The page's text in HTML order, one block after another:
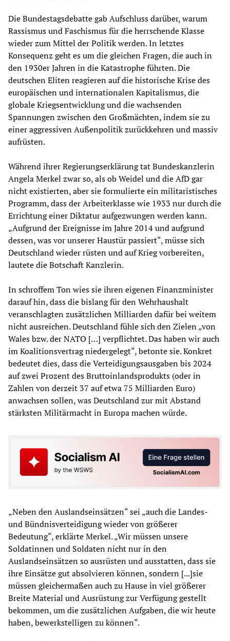
Die Bundestagsdebatte gab Aufschluss darüber, warum
Rassismus und Faschismus für die herrschende Klasse
wieder zum Mittel der Politik werden. In letztes
Konsequenz geht es um die gleichen Fragen, die auch in
den 1930er Jahren in die Katastrophe führten. Die
deutschen Eliten reagieren auf die historische Krise des
europäischen und internationalen Kapitalismus, die
globale Kriegsentwicklung und die wachsenden
Spannungen zwischen den Großmächten, indem sie zu
einer aggressiven Außenpolitik zurückkehren und massiv
aufrüsten.
Während ihrer Regierungserklärung tat Bundeskanzlerin
Angela Merkel zwar so, als ob Weidel und die AfD gar
nicht existierten, aber sie formulierte ein militaristisches
Programm, dass der Arbeiterklasse wie 1933 nur durch die
Errichtung einer Diktatur aufgezwungen werden kann.
„Aufgrund der Ereignisse im Jahre 2014 und aufgrund
dessen, was vor unserer Haustür passiert“, müsse sich
Deutschland wieder rüsten und auf Krieg vorbereiten,
lautete die Botschaft Kanzlerin.
In schroffem Ton wies sie ihren eigenen Finanzminister
darauf hin, dass die bislang für den Wehrhaushalt
veranschlagten zusätzlichen Milliarden dafür bei weitem
nicht ausreichen. Deutschland fühle sich den Zielen „von
Wales bzw. der NATO […] verpflichtet. Das haben wir auch
im Koalitionsvertrag niedergelegt“, betonte sie. Konkret
bedeutet dies, dass die Verteidigungsausgaben bis 2024
auf zwei Prozent des Bruttoinlandsprodukts (oder in
Zahlen von derzeit 37 auf etwa 75 Milliarden Euro)
anwachsen sollen, was Deutschland zur mit Abstand
stärksten Militärmacht in Europa machen würde.
„Neben den Auslandseinsätzen“ sei „auch die Landes-
und Bündnisverteidigung wieder von größerer
Bedeutung“, erklärte Merkel. „Wir müssen unsere
Soldatinnen und Soldaten nicht nur in den
Auslandseinsätzen so ausrüsten und ausstatten, dass sie
ihre Einsätze gut absolvieren können, sondern [...]sie
müssen gleichermaßen auch zu Hause in viel größerer
Breite Material und Ausrüstung zur Verfügung gestellt
bekommen, um die zusätzlichen Aufgaben, die wir heute
haben, bewerkstelligen zu können“.